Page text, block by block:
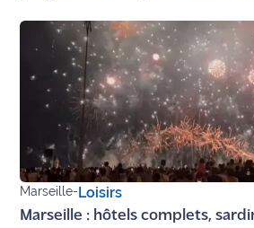
Marseille-Loisirs
Marseille : hôtels complets,